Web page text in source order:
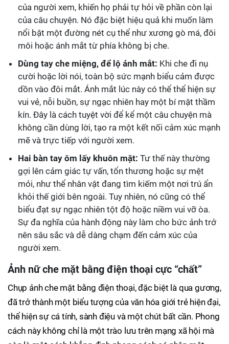
của người xem, khiến họ phải tự hỏi về phần còn lại
của câu chuyện. Nó đặc biệt hiệu quả khi muốn làm
nổi bật một đường nét cụ thể như xương gò má, đôi
môi hoặc ánh mắt từ phía không bị che.
Dùng tay che miệng, để lộ ánh mắt: Khi che đi nụ
cười hoặc lời nói, toàn bộ sức mạnh biểu cảm được
dồn vào đôi mắt. Ánh mắt lúc này có thể thể hiện sự
vui vẻ, nỗi buồn, sự ngạc nhiên hay một bí mật thầm
kín. Đây là cách tuyệt vời để kể một câu chuyện mà
không cần dùng lời, tạo ra một kết nối cảm xúc mạnh
mẽ và trực tiếp với người xem.
Hai bàn tay ôm lấy khuôn mặt: Tư thế này thường
gợi lên cảm giác tự vấn, tổn thương hoặc sự mệt
mỏi, như thể nhân vật đang tìm kiếm một nơi trú ẩn
khỏi thế giới bên ngoài. Tuy nhiên, nó cũng có thể
biểu đạt sự ngạc nhiên tột độ hoặc niềm vui vỡ òa.
Sự đa nghĩa của hành động này làm cho bức ảnh trở
nên sâu sắc và dễ dàng chạm đến cảm xúc của
người xem.
Ảnh nữ che mặt bằng điện thoại cực “chất”
Chụp ảnh che mặt bằng điện thoại, đặc biệt là qua gương,
đã trở thành một biểu tượng của văn hóa giới trẻ hiện đại,
thể hiện sự cá tính, sành điệu và một chút bất cần. Phong
cách này không chỉ là một trào lưu trên mạng xã hội mà